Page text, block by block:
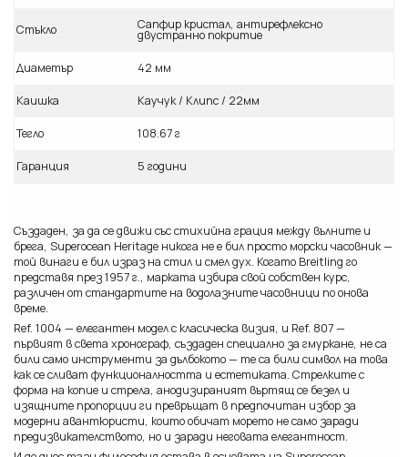
Стъкло Сапфир кристал, антирефлексно
двустранно покритие
Диаметър 42 мм
Каишка Каучук / Клипс / 22мм
Тегло 108.67 г
Гаранция 5 години
Създаден, за да се движи със стихийна грация между вълните и
брега, Superocean Heritage никога не е бил просто морски часовник —
той винаги е бил израз на стил и смел дух. Когато Breitling го
представя през 1957 г., марката избира свой собствен курс,
различен от стандартите на водолазните часовници по онова
време.
Ref. 1004 — елегантен модел с класическа визия, и Ref. 807 —
първият в света хронограф, създаден специално за гмуркане, не са
били само инструменти за дълбокото — те са били символ на това
как се сливат функционалността и естетиката. Стрелките с
форма на копие и стрела, анодизираният въртящ се безел и
изящните пропорции ги превръщат в предпочитан избор за
модерни авантюристи, които обичат морето не само заради
предизвикателството, но и заради неговата елегантност.